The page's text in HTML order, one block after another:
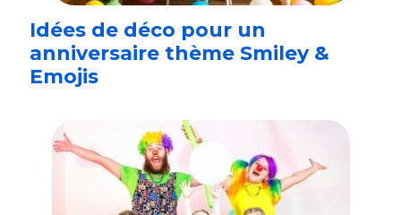
Idées de déco pour un
anniversaire thème Smiley &
Emojis